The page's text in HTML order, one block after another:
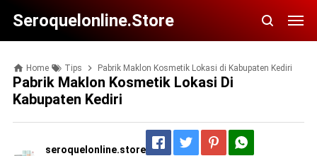
Seroquelonline.store
Home Tips Pabrik Maklon Kosmetik Lokasi di Kabupaten Kediri
Pabrik Maklon Kosmetik Lokasi Di
Kabupaten Kediri
seroquelonline.store